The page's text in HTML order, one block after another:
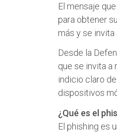
El mensaje
para obtener
más y se
Desde la
que se invita
indicio claro
dispositivos
¿Qué es el
El phishing es